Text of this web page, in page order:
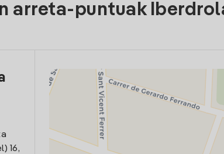
arreta-puntuak
16,